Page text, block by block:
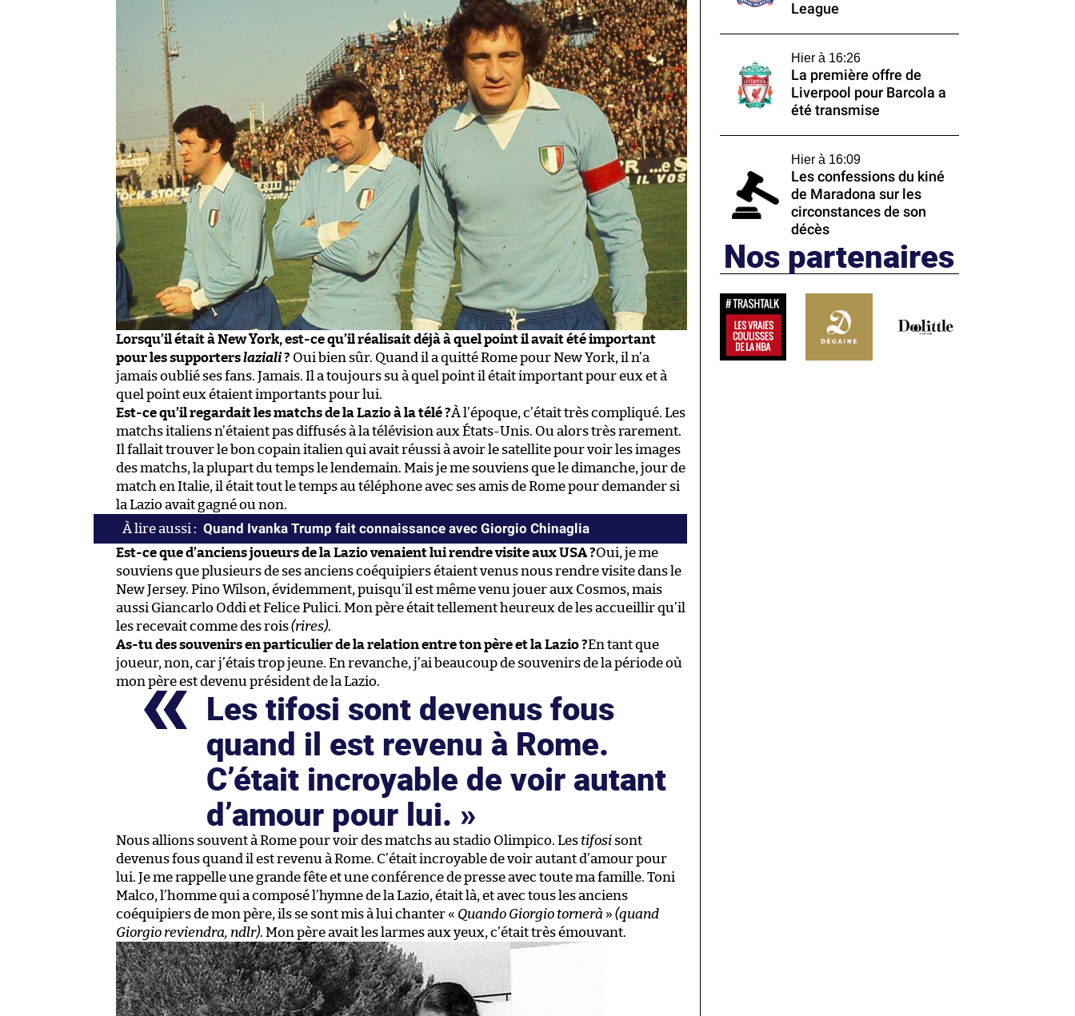
Lorsqu’il était à New York, est-ce qu’il réalisait déjà à quel point il avait été important
pour les supporterslaziali? Oui bien sûr. Quand il a quitté Rome pour New York, il n’a
jamais oublié ses fans. Jamais. Il a toujours su à quel point il était important pour eux et à
quel point eux étaient importants pour lui.
Est-ce qu’il regardait les matchs de la Lazio à la télé ?À l’époque, c’était très compliqué. Les
matchs italiens n’étaient pas diffusés à la télévision aux États-Unis. Ou alors très rarement.
Il fallait trouver le bon copain italien qui avait réussi à avoir le satellite pour voir les images
des matchs, la plupart du temps le lendemain. Mais je me souviens que le dimanche, jour de
match en Italie, il était tout le temps au téléphone avec ses amis de Rome pour demander si
la Lazio avait gagné ou non.
Quand Ivanka Trump fait connaissance avec Giorgio Chinaglia
Est-ce que d’anciens joueurs de la Lazio venaient lui rendre visite aux USA ?Oui, je me
souviens que plusieurs de ses anciens coéquipiers étaient venus nous rendre visite dans le
New Jersey. Pino Wilson, évidemment, puisqu’il est même venu jouer aux Cosmos, mais
aussi Giancarlo Oddi et Felice Pulici. Mon père était tellement heureux de les accueillir qu’il
les recevait comme des rois(rires).
As-tu des souvenirs en particulier de la relation entre ton père et la Lazio ?En tant que
joueur, non, car j’étais trop jeune. En revanche, j’ai beaucoup de souvenirs de la période où
mon père est devenu président de la Lazio.
Les tifosi sont devenus fous
quand il est revenu à Rome.
C’était incroyable de voir autant
d’amour pour lui.
Nous allions souvent à Rome pour voir des matchs au stadio Olimpico. Lestifosi sont
devenus fous quand il est revenu à Rome. C’était incroyable de voir autant d’amour pour
lui. Je me rappelle une grande fête et une conférence de presse avec toute ma famille. Toni
Malco, l’homme qui a composé l’hymne de la Lazio, était là, et avec tous les anciens
coéquipiers de mon père, ils se sont mis à lui chanter « Quando Giorgio tornerà » (quand
Giorgio reviendra, ndlr). Mon père avait les larmes aux yeux, c’était très émouvant.
League
Hier à 16:26
La première offre de
Liverpool pour Barcola a
été transmise
Hier à 16:09
Les confessions du kiné
de Maradona sur les
circonstances de son
décès
Nos partenaires